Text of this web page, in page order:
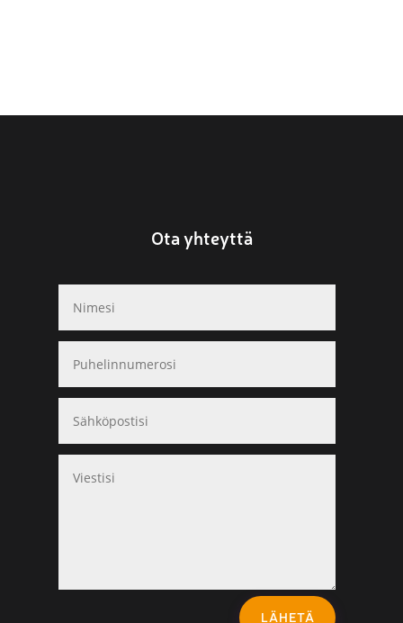
Ota yhteyttä
LÄHETÄ